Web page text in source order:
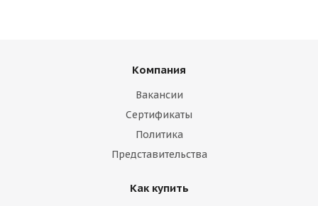
Компания
Вакансии
Сертификаты
Политика
Представительства
Как купить